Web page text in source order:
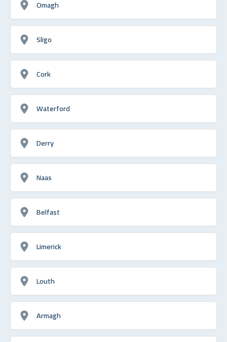
Omagh
Sligo
Cork
Waterford
Derry
Naas
Belfast
Limerick
Louth
Armagh